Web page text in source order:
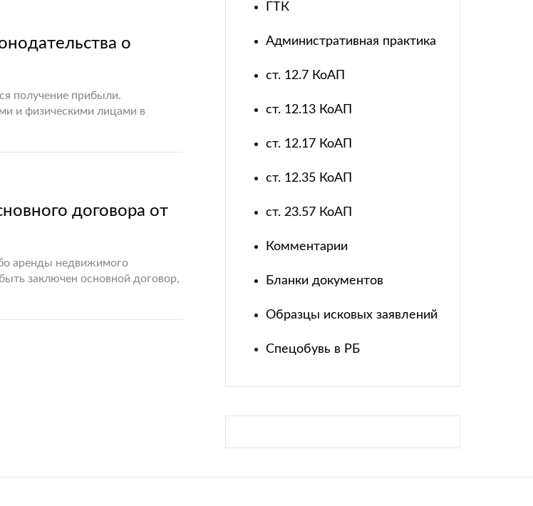
о
получение прибыли.
и физическими лицами в
договора от
аренды недвижимого
заключен основной договор,
ГТК
Административная практика
ст. 12.7 КоАП
ст. 12.13 КоАП
ст. 12.17 КоАП
ст. 12.35 КоАП
ст. 23.57 КоАП
Комментарии
Бланки документов
Образцы исковых заявлений
Спецобувь в РБ